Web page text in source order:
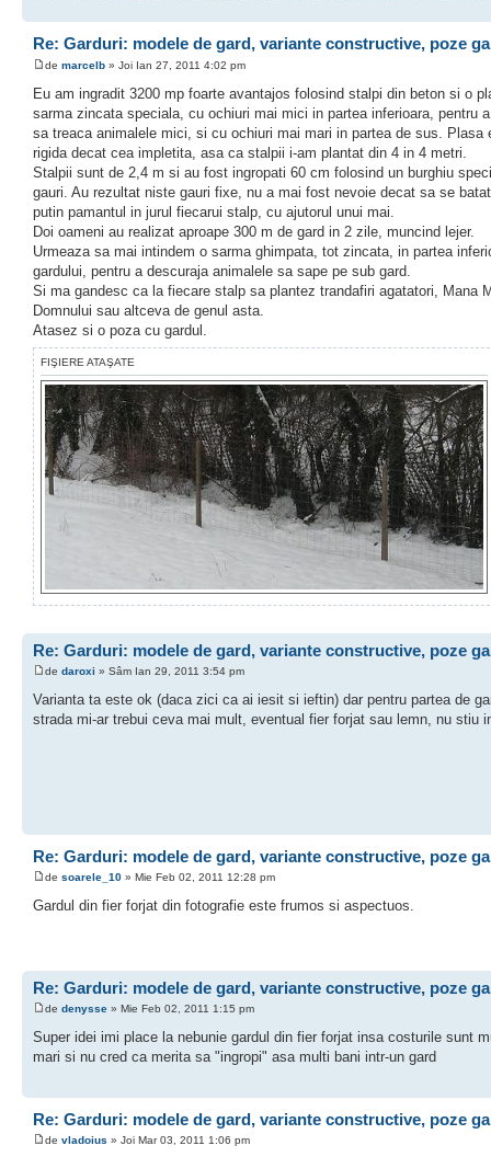
Re: Garduri: modele de gard, variante constructive, poze
de marcelb » Joi Ian 27, 2011 4:02 pm
Eu am ingradit 3200 mp foarte avantajos folosind stalpi din beton si o
sarma zincata speciala, cu ochiuri mai mici in partea inferioara, pentru
sa treaca animalele mici, si cu ochiuri mai mari in partea de sus. Plasa
rigida decat cea impletita, asa ca stalpii i-am plantat din 4 in 4 metri.
Stalpii sunt de 2,4 m si au fost ingropati 60 cm folosind un burghiu
gauri. Au rezultat niste gauri fixe, nu a mai fost nevoie decat sa se
putin pamantul in jurul fiecarui stalp, cu ajutorul unui mai.
Doi oameni au realizat aproape 300 m de gard in 2 zile, muncind lejer.
Urmeaza sa mai intindem o sarma ghimpata, tot zincata, in partea
gardului, pentru a descuraja animalele sa sape pe sub gard.
Si ma gandesc ca la fiecare stalp sa plantez trandafiri agatatori, Mana
Domnului sau altceva de genul asta.
Atasez si o poza cu gardul.
FIŞIERE ATAŞATE
Re: Garduri: modele de gard, variante constructive, poze
de daroxi » Sâm Ian 29, 2011 3:54 pm
Varianta ta este ok (daca zici ca ai iesit si ieftin) dar pentru partea de
strada mi-ar trebui ceva mai mult, eventual fier forjat sau lemn, nu stiu
Re: Garduri: modele de gard, variante constructive, poze
de soarele_10 » Mie Feb 02, 2011 12:28 pm
Gardul din fier forjat din fotografie este frumos si aspectuos.
Re: Garduri: modele de gard, variante constructive, poze
de denysse » Mie Feb 02, 2011 1:15 pm
Super idei imi place la nebunie gardul din fier forjat insa costurile sunt
mari si nu cred ca merita sa "ingropi" asa multi bani intr-un gard
Re: Garduri: modele de gard, variante constructive, poze
de vladoius » Joi Mar 03, 2011 1:06 pm